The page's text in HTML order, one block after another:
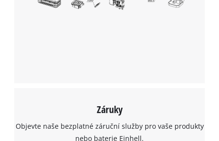
Záruky
Objevte naše bezplatné záruční služby pro vaše produkty
nebo baterie Einhell.